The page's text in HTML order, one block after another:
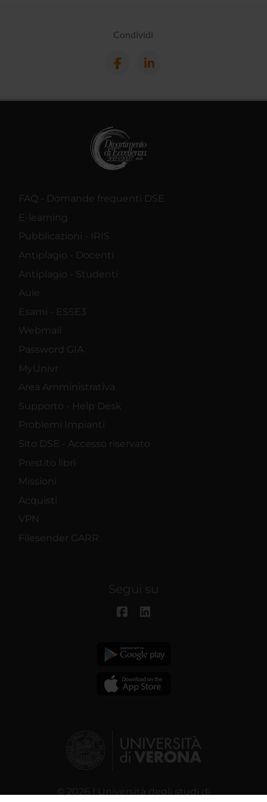
Condividi
FAQ - Domande frequenti DSE
E-learning
Pubblicazioni - IRIS
Antiplagio - Docenti
Antiplagio - Studenti
Aule
Esami - ESSE3
Webmail
Password GIA
MyUnivr
Area Amministrativa
Supporto - Help Desk
Problemi Impianti
Sito DSE - Accesso riservato
Prestito libri
Missioni
Acquisti
VPN
Filesender GARR
Segui su
© 2026 | Università degli studi di